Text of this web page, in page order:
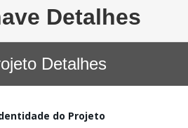
Detalhes
Detalhes
do Projeto